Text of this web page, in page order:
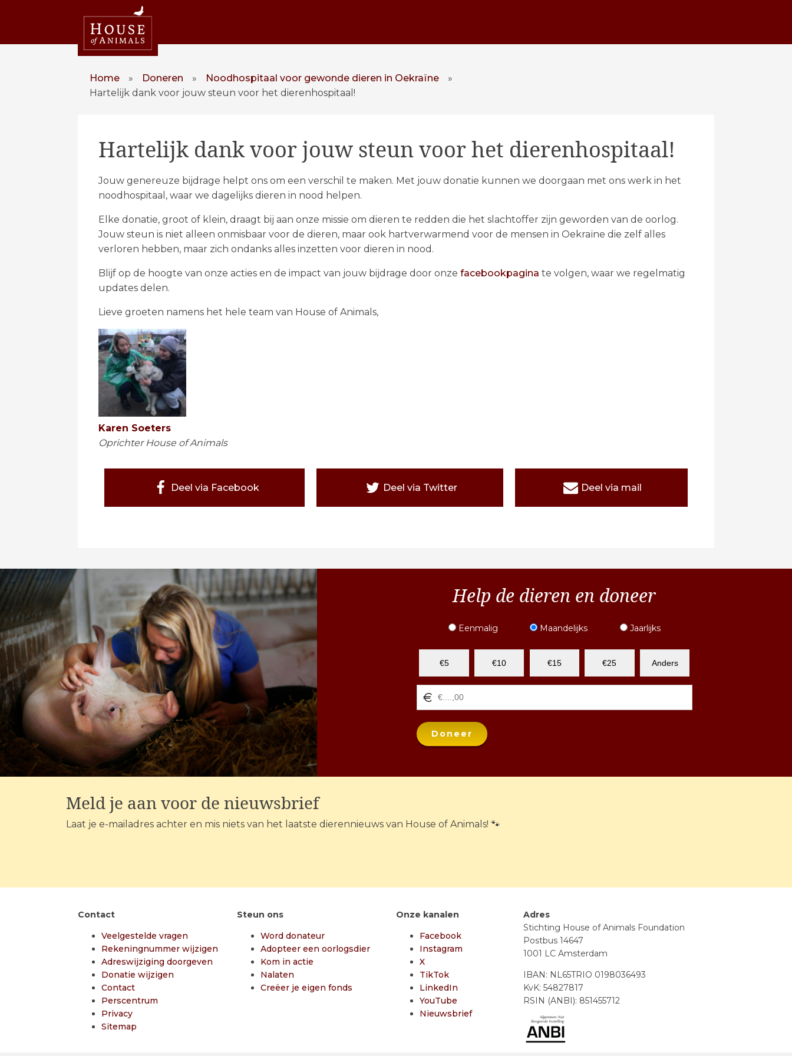
Home » Doneren » Noodhospitaal voor gewonde dieren in Oekraïne
»
Hartelijk dank voor jouw steun voor het dierenhospitaal!
Hartelijk dank voor jouw steun voor het dierenhospitaal!
Jouw genereuze bijdrage helpt ons om een verschil te maken. Met jouw donatie kunnen we doorgaan met ons werk in het
noodhospitaal, waar we dagelijks dieren in nood helpen.
Elke donatie, groot of klein, draagt bij aan onze missie om dieren te redden die het slachtoffer zijn geworden van de oorlog.
Jouw steun is niet alleen onmisbaar voor de dieren, maar ook hartverwarmend voor de mensen in Oekraïne die zelf alles
verloren hebben, maar zich ondanks alles inzetten voor dieren in nood.
Blijf op de hoogte van onze acties en de impact van jouw bijdrage door onze facebookpagina te volgen, waar we regelmatig
updates delen.
Lieve groeten namens het hele team van House of Animals,
Karen Soeters
Oprichter House of Animals
Deel via Facebook Deel via Twitter Deel via mail
Help de dieren en doneer
Eenmalig Maandelijks Jaarlijks
€5 €10 €15 €25 Anders
Doneer
Meld je aan voor de nieuwsbrief
Laat je e-mailadres achter en mis niets van het laatste dierennieuws van House of Animals! 🐾
Contact
Veelgestelde vragen
Rekeningnummer wijzigen
Adreswijziging doorgeven
Donatie wijzigen
Contact
Perscentrum
Privacy
Sitemap
Steun ons
Word donateur
Adopteer een oorlogsdier
Kom in actie
Nalaten
Creëer je eigen fonds
Onze kanalen
Facebook
Instagram
X
TikTok
LinkedIn
YouTube
Nieuwsbrief
Adres
Stichting House of Animals Foundation
Postbus 14647
1001 LC Amsterdam
IBAN: NL65TRIO 0198036493
KvK: 54827817
RSIN (ANBI): 851455712